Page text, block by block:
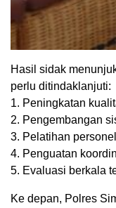
Hasil sidak
perlu ditindaklanjuti:
1. Peningkatan
2. Pengembangan
3. Pelatihan
4. Penguatan
5. Evaluasi berkala
Ke depan, Polres